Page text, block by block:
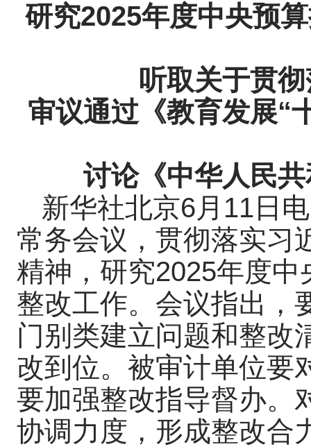
研究2025年度中央预
听取关于贯
审议通过《教育发展“
讨论《中华人民
新华社北京6月11日
常务会议，贯彻落实习
精神，研究2025年度
整改工作。会议指出，
门别类建立问题和整改
改到位。被审计单位要
要加强整改指导督办。
协调力度，形成整改合